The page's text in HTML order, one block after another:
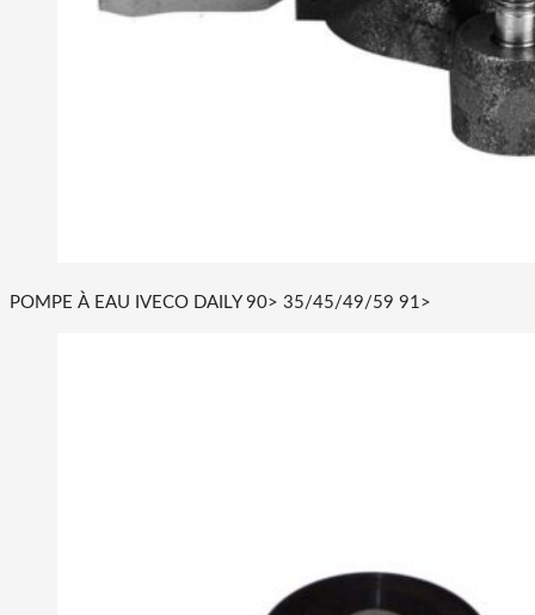
POMPE À EAU IVECO DAILY 90> 35/45/49/59 91>